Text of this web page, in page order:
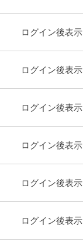
ログイン後表示
ログイン後表示
ログイン後表示
ログイン後表示
ログイン後表示
ログイン後表示